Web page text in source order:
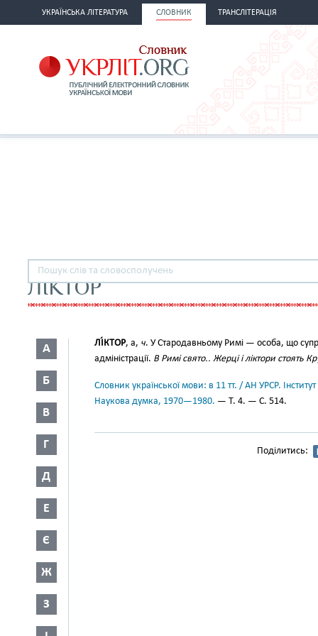
УКРАЇНСЬКА ЛІТЕРАТУРА СЛОВНИК ТРАНСЛІТЕРАЦІЯ
ЛІКТОР
А
Б
В
Г
Д
Е
Є
Ж
З
ЛІ́КТОР, а, ч. У Стародавньому Римі — особа, що
адміністрації. В Римі свято.. Жерці і ліктори стоять
Словник української мови: в 11 тт. / АН УРСР.
Наукова думка, 1970—1980. — Т. 4. — С. 514.
Поділитись: